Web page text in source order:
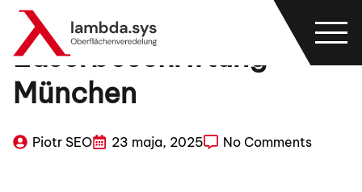
Laserbeschriftung
München
Piotr SEO 23 maja, 2025 No Comments